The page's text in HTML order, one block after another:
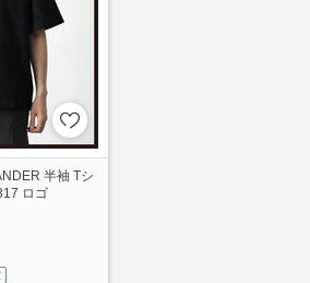
半袖 Tシ
ロゴ